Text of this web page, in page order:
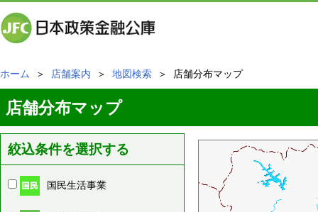
ホーム ＞ 店舗案内 ＞ 地図検索 ＞ 店舗分布マップ
店舗分布マップ
絞込条件を選択する
国民生活事業